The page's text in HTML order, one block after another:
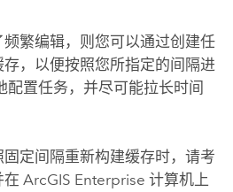
繁编辑，则您可以通过创建任
，以便按照您所指定的间隔进
配置任务，并尽可能拉长时间
定间隔重新构建缓存时，请考
在 ArcGIS Enterprise 计算机上